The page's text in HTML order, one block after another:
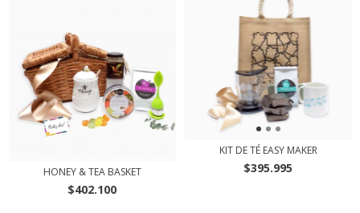
HONEY & TEA BASKET
$402.100
KIT DE TÉ EASY MAKER
$395.995